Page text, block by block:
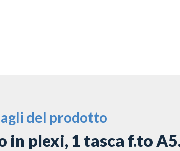
del prodotto
in plexi, 1 tasca f.to